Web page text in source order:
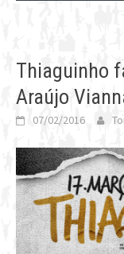
Thiaguinho
Araújo
07/02/2016